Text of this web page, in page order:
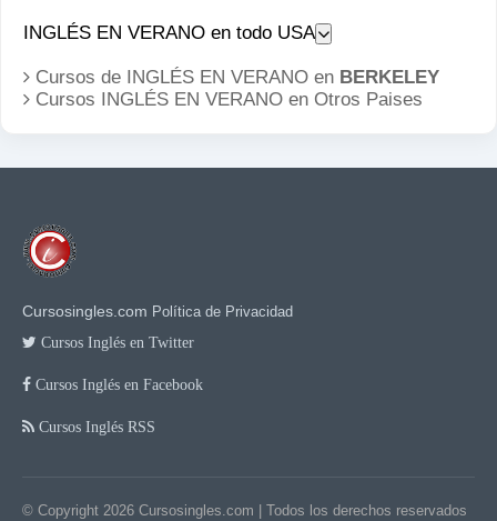
INGLÉS EN VERANO en todo USA
Cursos de INGLÉS EN VERANO en BERKELEY
Cursos INGLÉS EN VERANO en Otros Paises
Cursosingles.com Política de Privacidad
Cursos Inglés en Twitter
Cursos Inglés en Facebook
Cursos Inglés RSS
© Copyright 2026 Cursosingles.com | Todos los derechos reservados